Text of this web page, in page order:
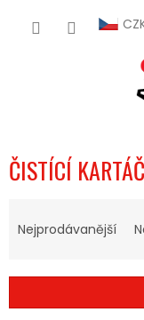
ČISTÍCÍ
N
Í
Nejprodávanější